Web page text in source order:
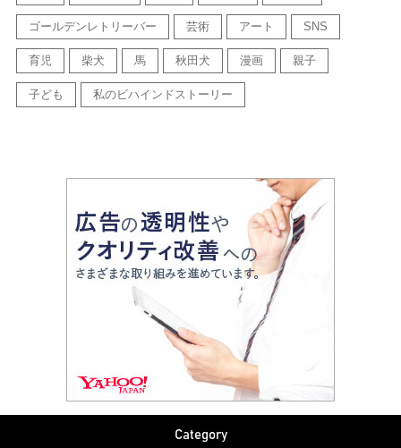
ゴールデンレトリーバー 芸術 アート SNS
育児 柴犬 馬 秋田犬 漫画 親子
子ども 私のビハインドストーリー
Category